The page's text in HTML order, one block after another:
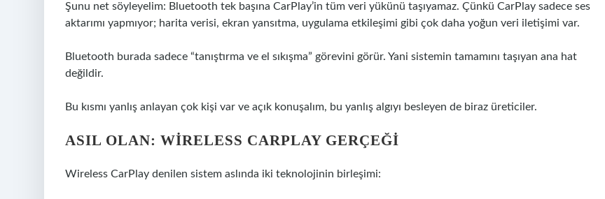
Şunu net söyleyelim: Bluetooth tek başına CarPlay’in tüm veri yükünü taşıyamaz. Çünkü CarPlay sadece ses
aktarımı yapmıyor; harita verisi, ekran yansıtma, uygulama etkileşimi gibi çok daha yoğun veri iletişimi var.
Bluetooth burada sadece “tanıştırma ve el sıkışma” görevini görür. Yani sistemin tamamını taşıyan ana hat
değildir.
Bu kısmı yanlış anlayan çok kişi var ve açık konuşalım, bu yanlış algıyı besleyen de biraz üreticiler.
ASIL OLAN: WIRELESS CARPLAY GERÇEĞI
Wireless CarPlay denilen sistem aslında iki teknolojinin birleşimi: